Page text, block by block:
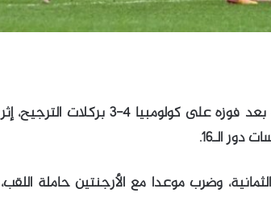
حجز منتخب سويسرا مقعده في ربع نهائي كأس العالم 2026، بعد فوزه على كولومبيا 4-3 بركلات الترجيح، إثر
الـ16.
وضرب موعدا مع الأرجنتين حاملة اللقب،